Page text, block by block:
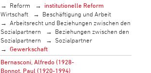
Reform
institutionelle Reform
Wirtschaft
Beschäftigung und Arbeit
Arbeitsrecht und Beziehungen zwischen den
Sozialpartnern
Beziehungen zwischen den
Sozialpartnern
Sozialpartner
Gewerkschaft
Bernasconi, Alfredo (1928-
Bonnot, Paul (1920-1994)